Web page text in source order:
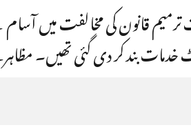
قانون کی مخالفت میں
خدمات بند کر دی گئی تھیں۔